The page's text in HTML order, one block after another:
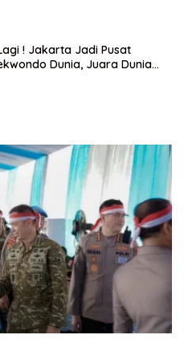
! Jakarta Jadi Pusat
Dunia, Juara Dunia